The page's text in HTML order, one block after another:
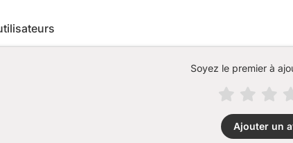
Soyez le premier à
Ajouter un